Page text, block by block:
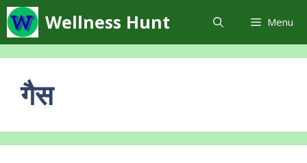
Skip
to
content
Wellness Hunt Menu
गैस